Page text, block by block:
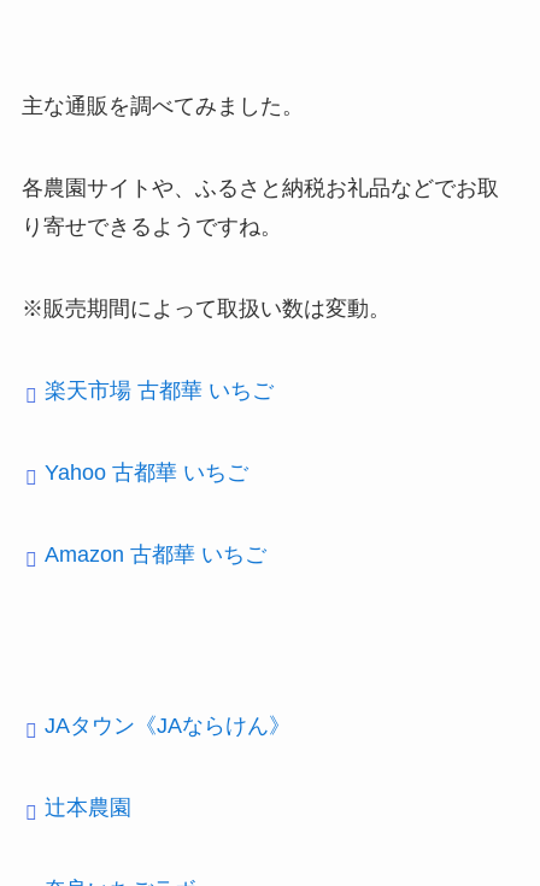
主な通販を調べてみました。
各農園サイトや、ふるさと納税お礼品などでお取
り寄せできるようですね。
※販売期間によって取扱い数は変動。
楽天市場 古都華 いちご
Yahoo 古都華 いちご
Amazon 古都華 いちご
JAタウン《JAならけん》
辻本農園